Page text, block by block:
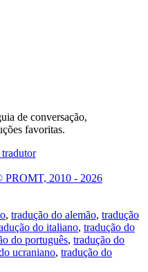
de conversação,
favoritas.
PROMT, 2010 - 2026
, tradução do alemão, tradução
do italiano, tradução do
do português, tradução do
ucraniano, tradução do